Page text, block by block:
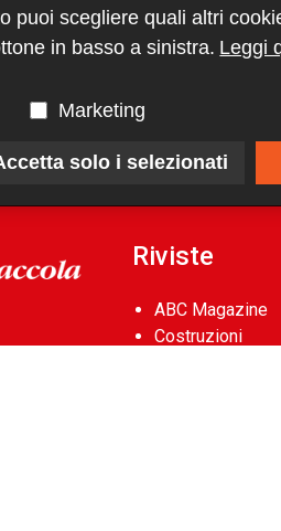
Riviste
ABC Magazine
Costruzioni
puoi scegliere quali altri
in basso a sinistra. Leggi
Marketing
solo i selezionati